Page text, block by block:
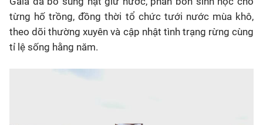
từng hố trồng, đồng thời tổ chức tưới nước mùa khô,
theo dõi thường xuyên và cập nhật tình trạng rừng cùng
tỉ lệ sống hằng năm.